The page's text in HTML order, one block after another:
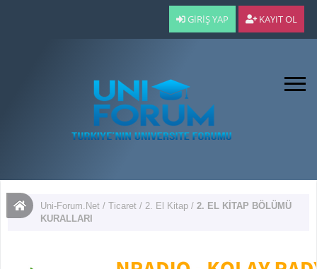
GIRIŞ YAP KAYIT OL
Uni-Forum.Net /Ticaret /2. El Kitap /2. EL KİTAP BÖLÜMÜ
KURALLARI